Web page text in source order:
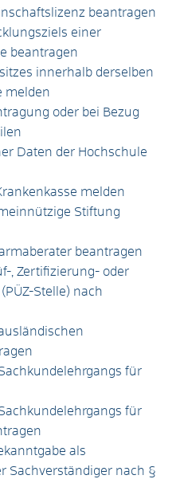
beantragen
einer
beantragen
innerhalb derselben
melden
oder bei Bezug
Daten der Hochschule
melden
Stiftung
beantragen
, Zertifizierung- oder
Stelle) nach
für
für
als
Sachverständiger nach §